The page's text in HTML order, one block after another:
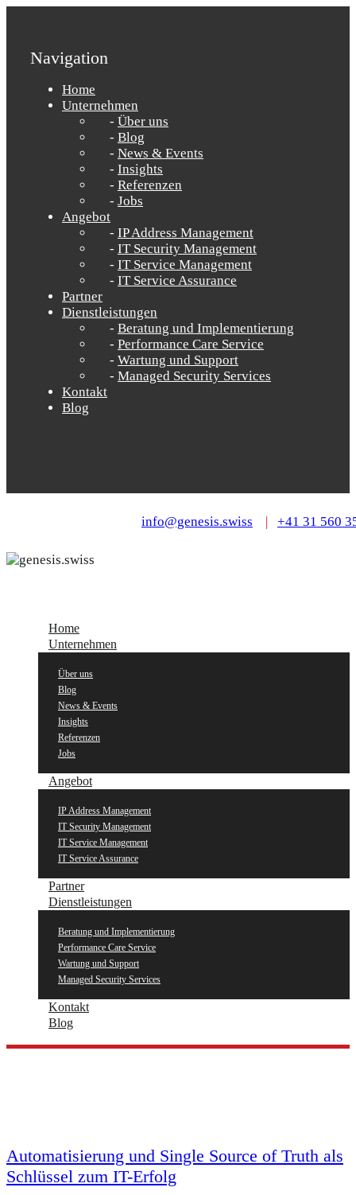
Navigation
Home
Unternehmen
Über uns
Blog
News & Events
Insights
Referenzen
Jobs
Angebot
IP Address Management
IT Security Management
IT Service Management
IT Service Assurance
Partner
Dienstleistungen
Beratung und Implementierung
Performance Care Service
Wartung und Support
Managed Security Services
Kontakt
Blog
info@genesis.swiss | +41 31 560
Home
Unternehmen
Über uns
Blog
News & Events
Insights
Referenzen
Jobs
Angebot
IP Address Management
IT Security Management
IT Service Management
IT Service Assurance
Partner
Dienstleistungen
Beratung und Implementierung
Performance Care Service
Wartung und Support
Managed Security Services
Kontakt
Blog
Automatisierung und Single Source of Truth als
Schlüssel zum IT-Erfolg